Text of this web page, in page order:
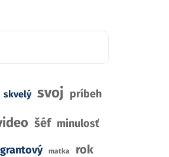
Katarína Gillerová
1RECENCIA
skvelý svoj príbeh
šéf minulosť
grantový matka rok